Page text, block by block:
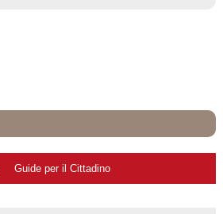
Guide per il Cittadino